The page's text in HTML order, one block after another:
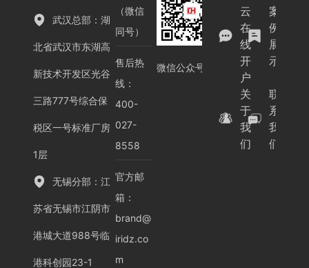
武汉总部：湖
北省武汉市东湖高
新技术开发区光谷
三路777号综合保
税区一号标准厂房
1层
无锡分部：江
苏省无锡市江阴市
港城大道988号临
港科创园23-1
（微信
同号）
售后热
线：
400-
027-
8558
官方邮
箱：
brand@
iridz.co
m
微信公众号
云
在
线
开
户
案
例
展
示
关
于
我
们
联
系
我
们